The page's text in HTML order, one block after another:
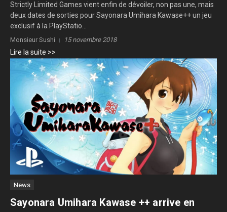
Strictly Limited Games vient enfin de dévoiler, non pas une, mais
deux dates de sorties pour Sayonara Umihara Kawase++ un jeu
exclusif à la PlayStatio...
Monsieur Sushi 15 novembre 2018
Lire la suite >>
News
Sayonara Umihara Kawase ++ arrive en